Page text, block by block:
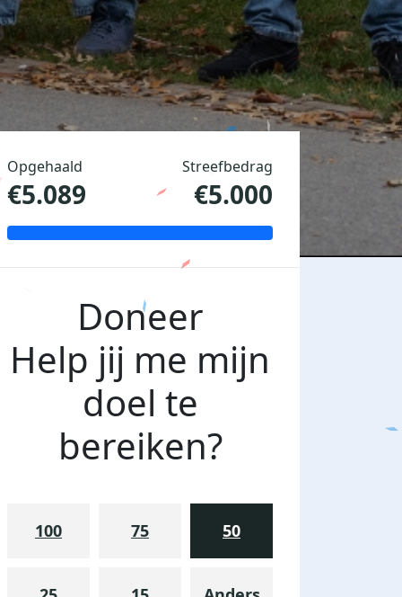
Opgehaald
€5.089
Streefbedrag
€5.000
Doneer
Help jij me mijn
doel te
bereiken?
100 75 50